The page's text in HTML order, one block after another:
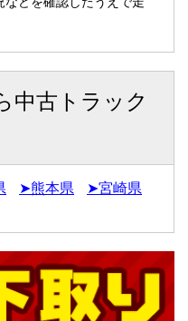
中古トラック
➤熊本県
➤宮崎県